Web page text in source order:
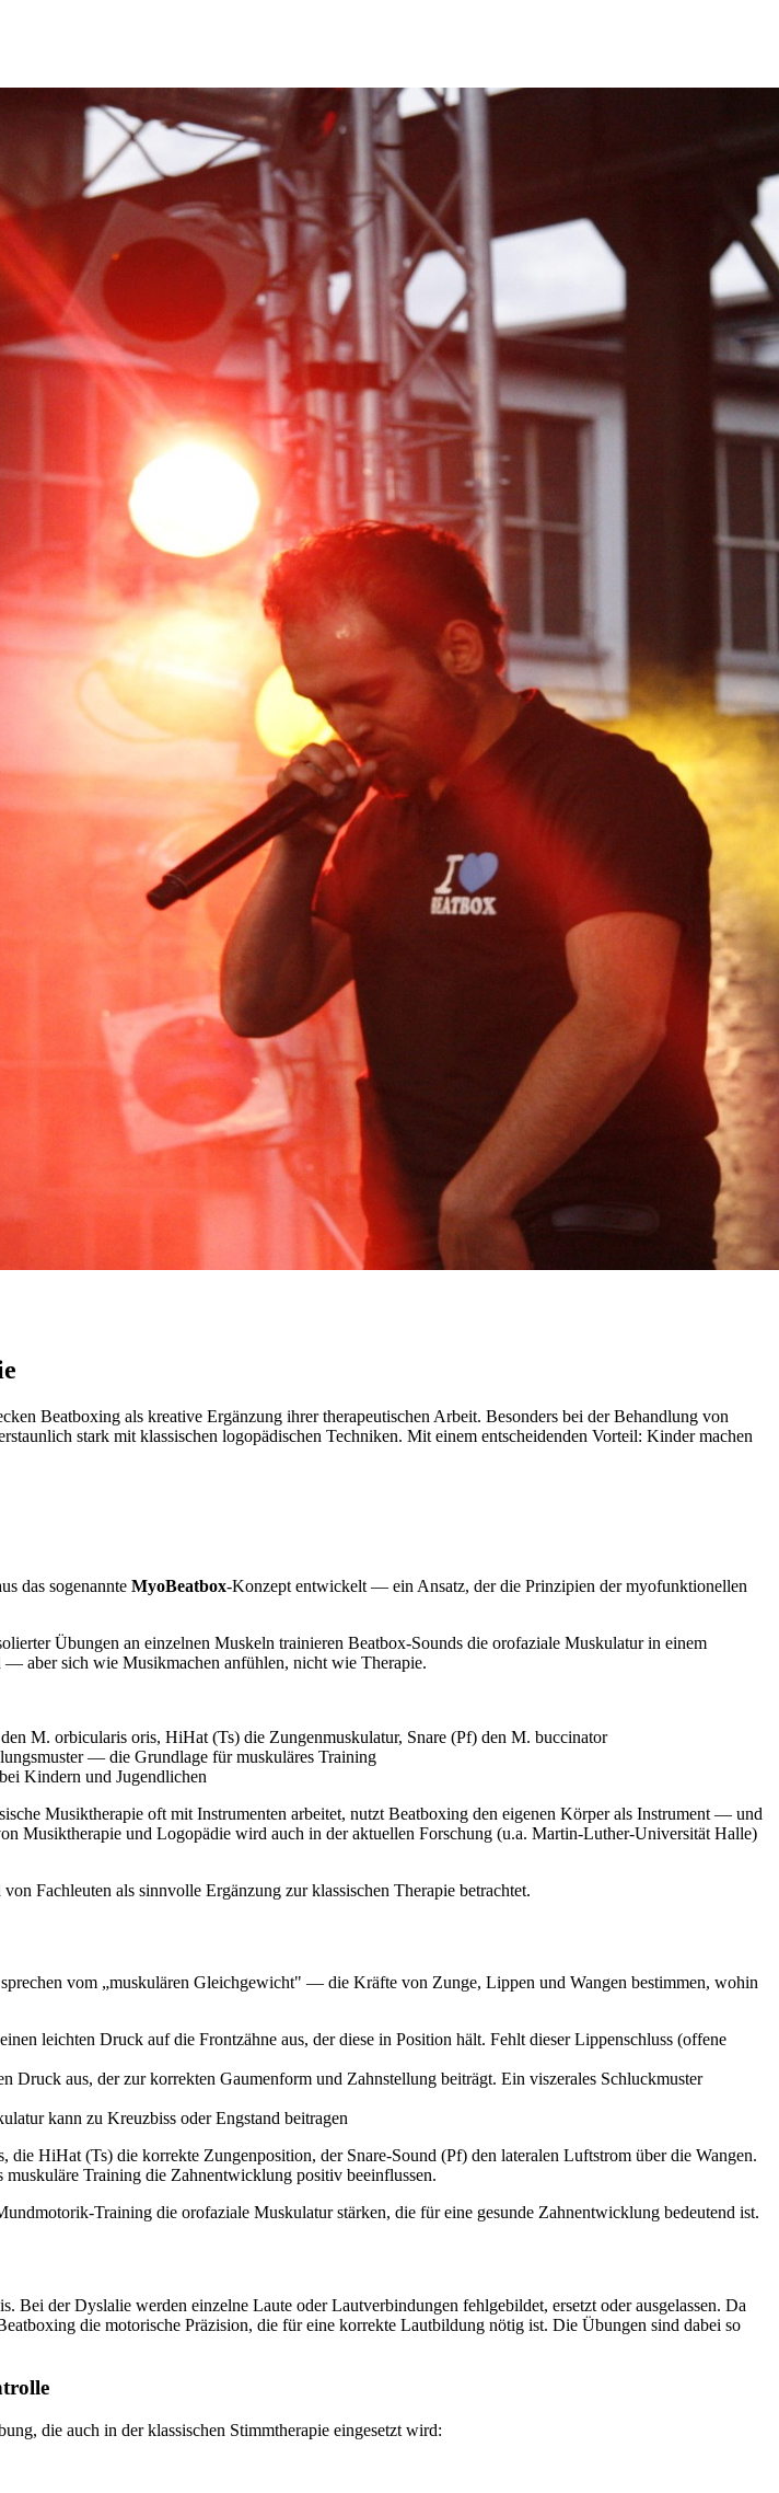
Beatboxing als kreative Ergänzung ihrer therapeutischen Arbeit. Besonders bei der Behandlung von
stark mit klassischen logopädischen Techniken. Mit einem entscheidenden Vorteil: Kinder machen
das sogenannte MyoBeatbox-Konzept entwickelt — ein Ansatz, der die Prinzipien der myofunktionellen
Übungen an einzelnen Muskeln trainieren Beatbox-Sounds die orofaziale Muskulatur in einem
aber sich wie Musikmachen anfühlen, nicht wie Therapie.
M. orbicularis oris, HiHat (Ts) die Zungenmuskulatur, Snare (Pf) den M. buccinator
— die Grundlage für muskuläres Training
Kindern und Jugendlichen
Musiktherapie oft mit Instrumenten arbeitet, nutzt Beatboxing den eigenen Körper als Instrument — und
Musiktherapie und Logopädie wird auch in der aktuellen Forschung (u.a. Martin-Luther-Universität Halle)
Fachleuten als sinnvolle Ergänzung zur klassischen Therapie betrachtet.
vom „muskulären Gleichgewicht" — die Kräfte von Zunge, Lippen und Wangen bestimmen, wohin
leichten Druck auf die Frontzähne aus, der diese in Position hält. Fehlt dieser Lippenschluss (offene
Druck aus, der zur korrekten Gaumenform und Zahnstellung beiträgt. Ein viszerales Schluckmuster
kann zu Kreuzbiss oder Engstand beitragen
HiHat (Ts) die korrekte Zungenposition, der Snare-Sound (Pf) den lateralen Luftstrom über die Wangen.
Training die Zahnentwicklung positiv beeinflussen.
Training die orofaziale Muskulatur stärken, die für eine gesunde Zahnentwicklung bedeutend ist.
der Dyslalie werden einzelne Laute oder Lautverbindungen fehlgebildet, ersetzt oder ausgelassen. Da
die motorische Präzision, die für eine korrekte Lautbildung nötig ist. Die Übungen sind dabei so
die auch in der klassischen Stimmtherapie eingesetzt wird: